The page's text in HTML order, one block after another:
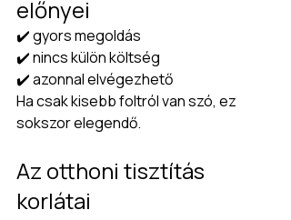
előnyei
✔️ gyors megoldás
✔️ nincs külön költség
✔️ azonnal elvégezhető
Ha csak kisebb foltról van szó, ez
sokszor elegendő.
Az otthoni tisztítás
korlátai